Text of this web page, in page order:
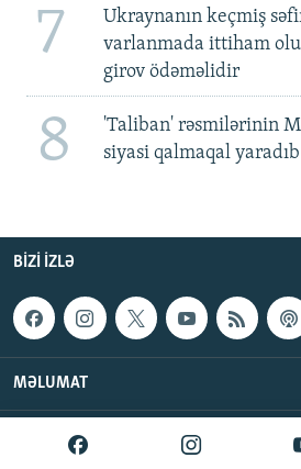
7
Ukraynanın keçmiş
varlanmada ittiham
girov ödəməlidir
8
'Taliban' rəsmilərinin
siyasi qalmaqal yaradıb
BIZI IZLƏ
MƏLUMAT
AzadlıqRadiosu © 2026